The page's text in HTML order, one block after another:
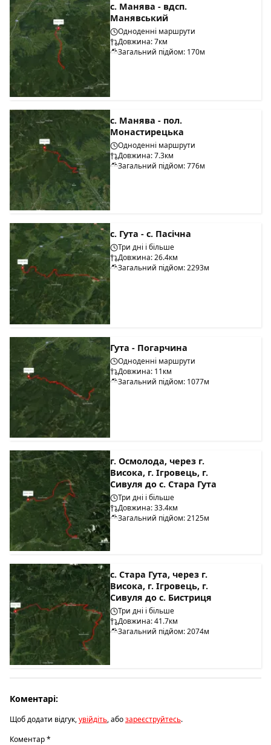
с. Манява - вдсп.
Манявський
Одноденні маршрути
Довжина: 7км
Загальний підйом: 170м
с. Манява - пол.
Монастирецька
Одноденні маршрути
Довжина: 7.3км
Загальний підйом: 776м
с. Гута - с. Пасічна
Три дні і більше
Довжина: 26.4км
Загальний підйом: 2293м
Гута - Погарчина
Одноденні маршрути
Довжина: 11км
Загальний підйом: 1077м
г. Осмолода, через г.
Висока, г. Ігровець, г.
Сивуля до с. Стара Гута
Три дні і більше
Довжина: 33.4км
Загальний підйом: 2125м
с. Стара Гута, через г.
Висока, г. Ігровець, г.
Сивуля до с. Бистриця
Три дні і більше
Довжина: 41.7км
Загальний підйом: 2074м
Коментарі:
Щоб додати відгук,увійдіть, абозареєструйтесь.
Коментар*